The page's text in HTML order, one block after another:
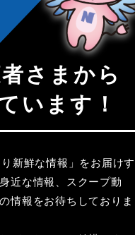
います！
新鮮な情報」をお届けす
近な情報、スクープ動
情報をお待ちしておりま